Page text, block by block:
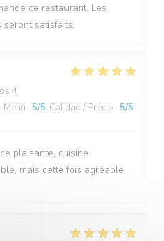
ce restaurant. Les
satisfaits.
4
Menú : 5/5 Calidad / Precio : 5/5
plaisante, cuisine
mais cette fois agréable